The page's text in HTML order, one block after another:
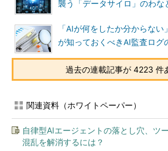
襲う「データサイロ」のわな
「AIが何をしたか分からな
が知っておくべきAI監査ログ
過去の連載記事が 4223 件
関連資料（ホワイトペーパー）
自律型AIエージェントの落とし穴、ツ
混乱を解消するには？